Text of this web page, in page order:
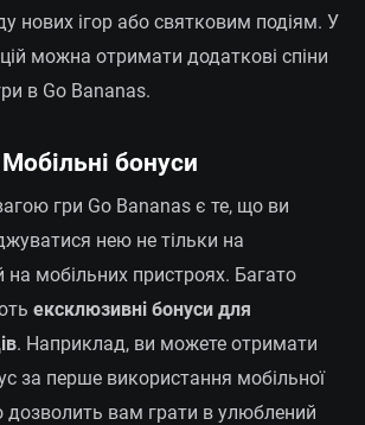
нових ігор або святковим подіям. У
можна отримати додаткові спіни
в Go Bananas.
Мобільні бонуси
гри Go Bananas є те, що ви
нею не тільки на
на мобільних пристроях. Багато
ексклюзивні бонуси для
. Наприклад, ви можете отримати
за перше використання мобільної
дозволить вам грати в улюблений